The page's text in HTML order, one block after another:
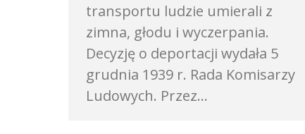
transportu ludzie umierali z
zimna, głodu i wyczerpania.
Decyzję o deportacji wydała 5
grudnia 1939 r. Rada Komisarzy
Ludowych. Przez…